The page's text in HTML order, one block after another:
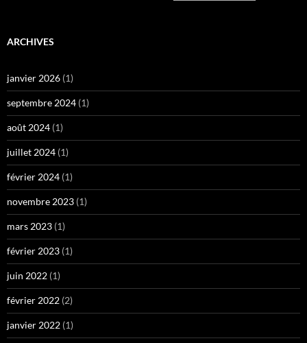
ARCHIVES
janvier 2026 (1)
septembre 2024 (1)
août 2024 (1)
juillet 2024 (1)
février 2024 (1)
novembre 2023 (1)
mars 2023 (1)
février 2023 (1)
juin 2022 (1)
février 2022 (2)
janvier 2022 (1)